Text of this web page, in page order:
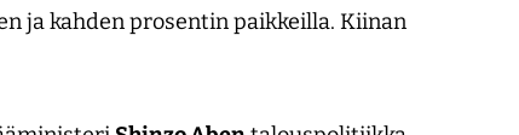
ja kahden prosentin paikkeilla. Kiinan